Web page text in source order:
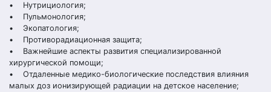
• Нутрициология;
• Пульмонология;
• Экопатология;
• Противорадиационная защита;
• Важнейшие аспекты развития специализированной
хирургической помощи;
• Отдаленные медико-биологические последствия влияния
малых доз ионизирующей радиации на детское население;